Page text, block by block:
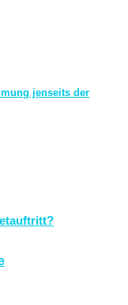
jenseits der